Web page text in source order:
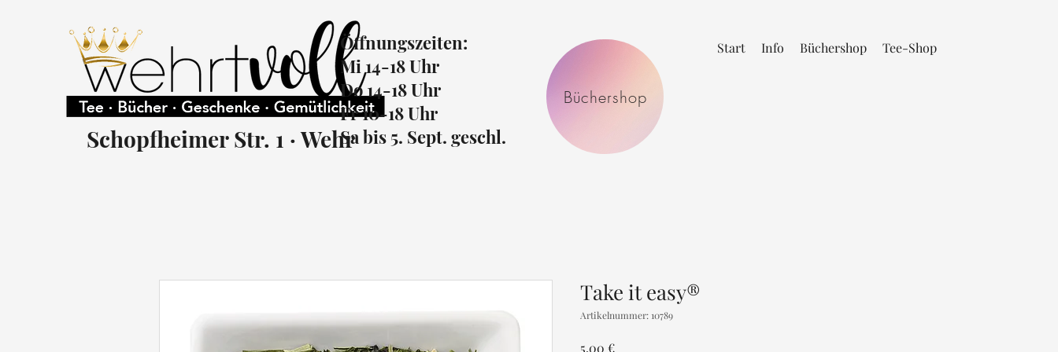
Schopfheimer Str. 1 · Wehr
Büchershop
Start Info Büchershop Tee-Shop
Öffnungszeiten:
Mi 14-18 Uhr
Do 14-18 Uhr
Fr 10-18 Uhr
Sa bis 5. Sept. geschl.
Take it easy®
Artikelnummer: 10789
5,00 €Preis